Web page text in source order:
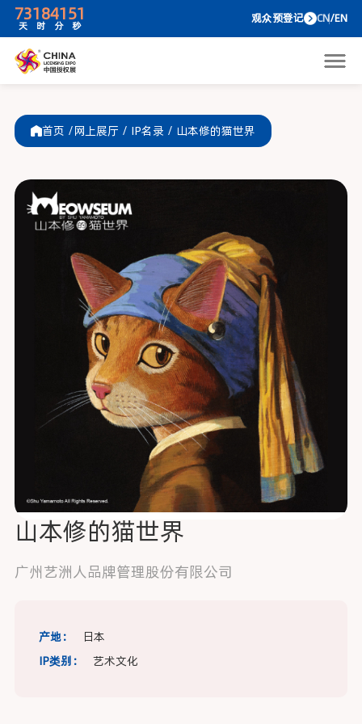
73
天
18
时
41
分
观众预
首页 /网上展厅 / IP名录 / 山本修的猫世界
山本修的猫世界
广州艺洲人品牌管理股份有限公司
产地：
日本
IP类别：
艺术文化